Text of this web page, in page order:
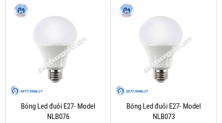
Bóng Led đuôi E27- Model
NLB076
Bóng Led đuôi E27- Model
NLB073